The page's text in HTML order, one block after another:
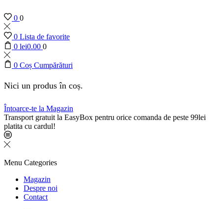
0 0
0 Lista de favorite
0 lei0.00 0
0 Coș Cumpărături
Nici un produs în coș.
Întoarce-te la Magazin
Transport gratuit la EasyBox pentru orice comanda de peste 99lei
platita cu cardul!
Menu Categories
Magazin
Despre noi
Contact